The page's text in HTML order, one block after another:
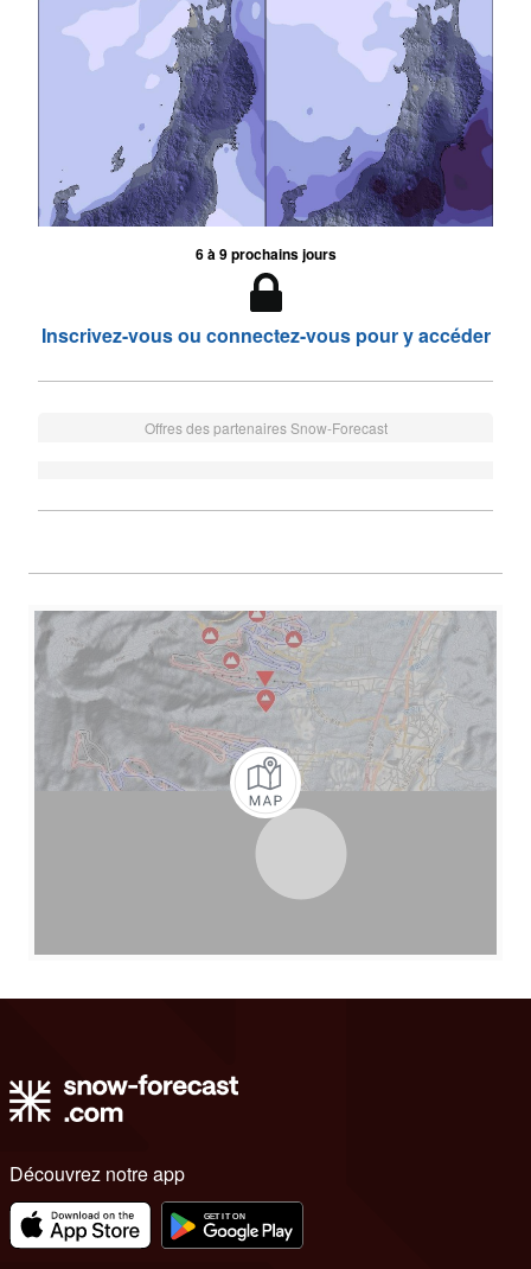
6 à 9 prochains jours
Inscrivez-vous ou connectez-vous pour y accéder
Offres des partenaires Snow-Forecast
Découvrez notre app